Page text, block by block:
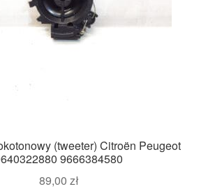
(tweeter) Citroën Peugeot
9666384580
89,00 zł